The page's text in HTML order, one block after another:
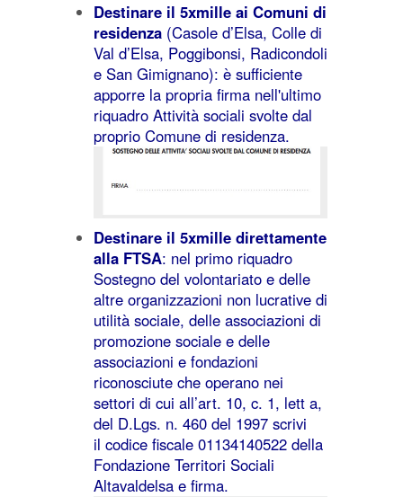
Destinare il 5xmille ai Comuni di
residenza (Casole d’Elsa, Colle di
Val d’Elsa, Poggibonsi, Radicondoli
e San Gimignano): è sufficiente
apporre la propria firma nell'ultimo
riquadro Attività sociali svolte dal
proprio Comune di residenza.
Destinare il 5xmille direttamente
alla FTSA: nel primo riquadro
Sostegno del volontariato e delle
altre organizzazioni non lucrative di
utilità sociale, delle associazioni di
promozione sociale e delle
associazioni e fondazioni
riconosciute che operano nei
settori di cui all’art. 10, c. 1, lett a,
del D.Lgs. n. 460 del 1997 scrivi
il codice fiscale 01134140522 della
Fondazione Territori Sociali
Altavaldelsa e firma.